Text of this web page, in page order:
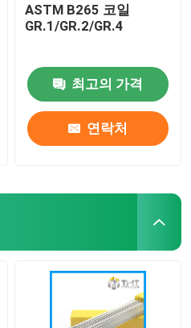
ASTM B265 코일
GR.1/GR.2/GR.4
최고의 가격
연락처